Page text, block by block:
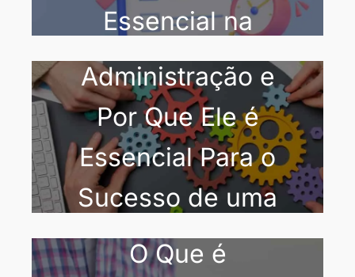
Essencial na
Administração
O Que é PCP na
Administração e
Por Que Ele é
Essencial Para o
Sucesso de uma
Empresa?
O Que é